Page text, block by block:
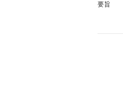
要旨